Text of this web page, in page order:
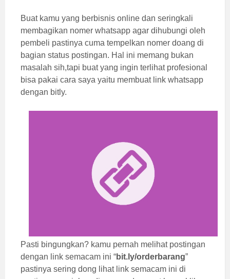
Buat kamu yang berbisnis online dan seringkali
membagikan nomer whatsapp agar dihubungi oleh
pembeli pastinya cuma tempelkan nomer doang di
bagian status postingan. Hal ini memang bukan
masalah sih,tapi buat yang ingin terlihat profesional
bisa pakai cara saya yaitu membuat link whatsapp
dengan bitly.
Pasti bingungkan? kamu pernah melihat postingan
dengan link semacam ini “bit.ly/orderbarang”
pastinya sering dong lihat link semacam ini di